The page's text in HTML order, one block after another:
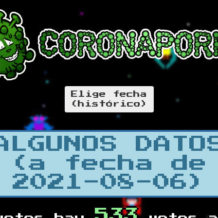
Elige fecha
(histórico)
(a fecha de
2021-08-06)